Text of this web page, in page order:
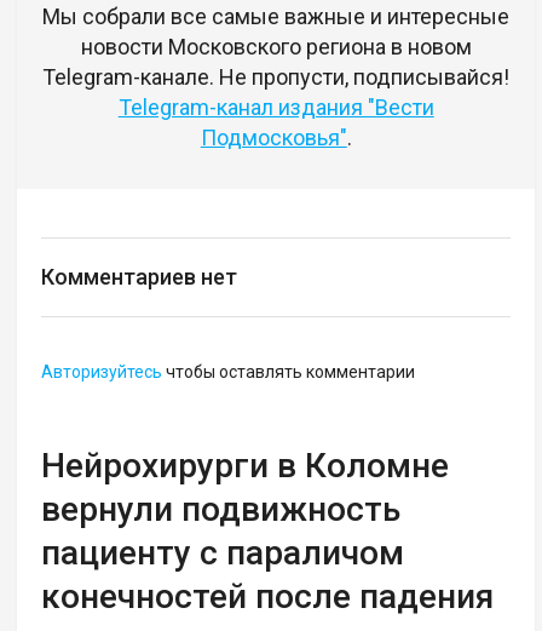
Мы собрали все самые важные и интересные
новости Московского региона в новом
Telegram-канале. Не пропусти, подписывайся!
Telegram-канал издания "Вести
Подмосковья".
Комментариев нет
Авторизуйтесь чтобы оставлять комментарии
Нейрохирурги в Коломне
вернули подвижность
пациенту с параличом
конечностей после падения